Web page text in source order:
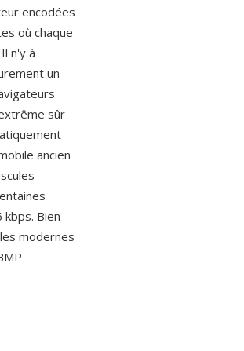
encodées
où chaque
n'y à
un
sûr
ancien
Bien
modernes